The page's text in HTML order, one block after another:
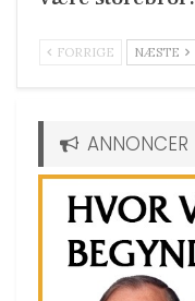
FORRIGE NÆSTE
ANNONCER